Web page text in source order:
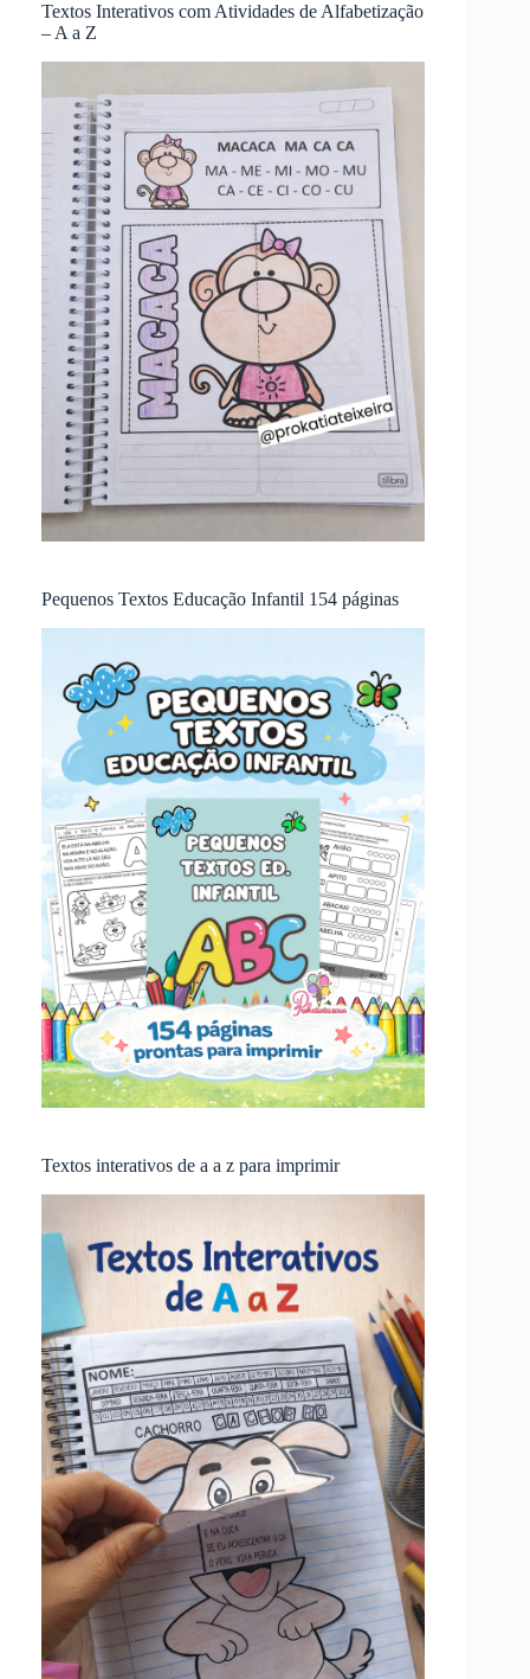
Textos Interativos com Atividades de Alfabetização
– A a Z
Pequenos Textos Educação Infantil 154 páginas
Textos interativos de a a z para imprimir